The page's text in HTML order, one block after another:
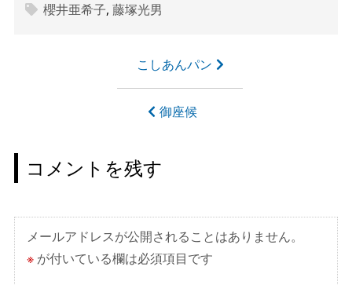
櫻井亜希子, 藤塚光男
ゲ
ー
シ
ョ
ン
こしあんパン
御座候
コメントを残す
メールアドレスが公開されることはありません。
※が付いている欄は必須項目です